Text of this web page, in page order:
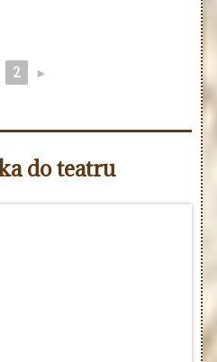
2 ►
do teatru